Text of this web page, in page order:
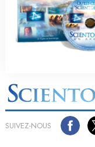
SUIVEZ-NOUS